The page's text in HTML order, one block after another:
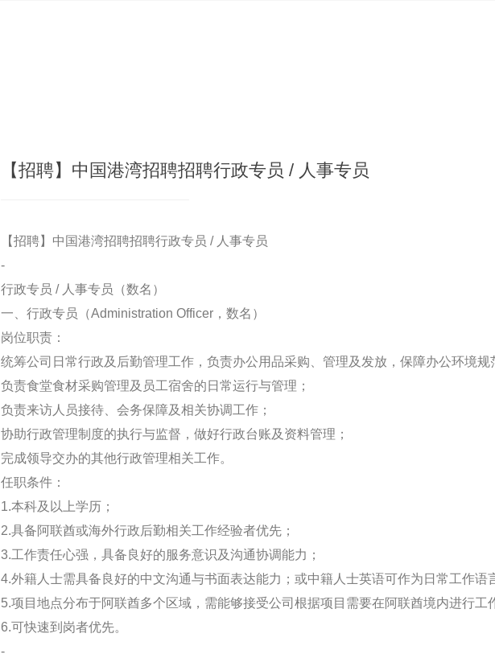
【招聘】中国港湾招聘招聘行政专员 / 人事专员
【招聘】中国港湾招聘招聘行政专员 / 人事专员
-
行政专员 / 人事专员（数名）
一、行政专员（Administration Officer，数名）
岗位职责：
统筹公司日常行政及后勤管理工作，负责办公用品采购、管理及发放，保障办公环境规
负责食堂食材采购管理及员工宿舍的日常运行与管理；
负责来访人员接待、会务保障及相关协调工作；
协助行政管理制度的执行与监督，做好行政台账及资料管理；
完成领导交办的其他行政管理相关工作。
任职条件：
1.本科及以上学历；
2.具备阿联酋或海外行政后勤相关工作经验者优先；
3.工作责任心强，具备良好的服务意识及沟通协调能力；
4.外籍人士需具备良好的中文沟通与书面表达能力；或中籍人士英语可作为日常工作语
5.项目地点分布于阿联酋多个区域，需能够接受公司根据项目需要在阿联酋境内进行工
6.可快速到岗者优先。
-